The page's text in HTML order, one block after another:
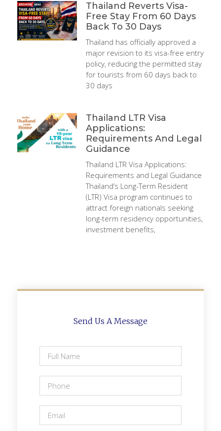
Thailand Reverts Visa-
Free Stay From 60 Days
Back To 30 Days
Thailand has officially approved a
major revision to its visa-free entry
policy, reducing the permitted stay
for tourists from 60 days back to
30 days
Thailand LTR Visa
Applications:
Requirements And Legal
Guidance
Thailand LTR Visa Applications:
Requirements and Legal Guidance
Thailand’s Long-Term Resident
(LTR) Visa program continues to
attract foreign nationals seeking
long-term residency opportunities,
investment benefits,
Send Us A Message